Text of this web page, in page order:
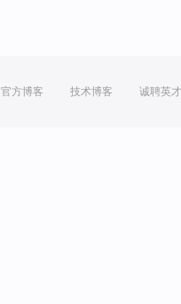
官方博客 技术博客 诚聘英才